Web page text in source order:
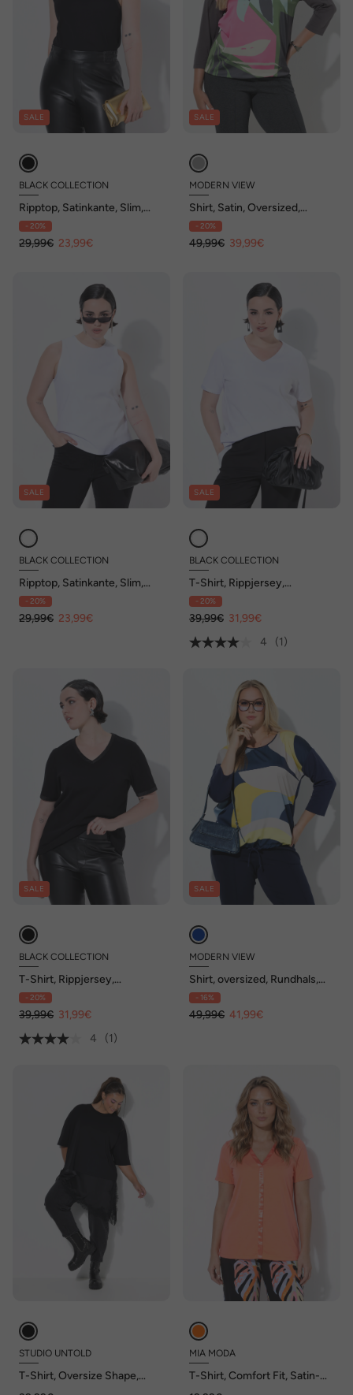
SALE
BLACK COLLECTION
Ripptop, Satinkante, Slim,
Rundhals, ärmellos
- 20%
29,99€ 23,99€
SALE
MODERN VIEW
Shirt, Satin, Oversized,
Rundhals, 3/4-Arm
- 20%
49,99€ 39,99€
SALE
BLACK COLLECTION
Ripptop, Satinkante, Slim,
Rundhals, ärmellos
- 20%
29,99€ 23,99€
SALE
BLACK COLLECTION
T-Shirt, Rippjersey,
Satinkante, Slim Fit, V-
Ausschnitt
- 20%
39,99€ 31,99€
4
(1)
SALE
BLACK COLLECTION
T-Shirt, Rippjersey,
Satinkante, Slim Fit, V-
Ausschnitt
- 20%
39,99€ 31,99€
4
(1)
SALE
MODERN VIEW
Shirt, oversized, Rundhals,
3/4-Arm, Saumband
- 16%
49,99€ 41,99€
STUDIO UNTOLD
T-Shirt, Oversize Shape,
MIA MODA
T-Shirt, Comfort Fit, Satin-